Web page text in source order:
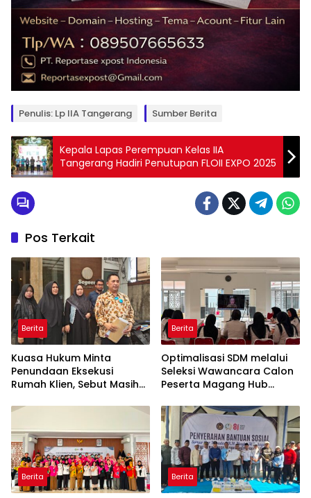
Penulis: Lp IIA Tangerang Sumber Berita
Kepala Lapas Perempuan Kelas IIA
Tangerang Hadiri Penutupan FLOII EXPO 2025
Pos Terkait
Berita
Kuasa Hukum Minta
Penundaan Eksekusi
Rumah Klien, Sebut Masih
Hukum yang Berjalan
Berita
Optimalisasi SDM melalui
Seleksi Wawancara Calon
Peserta Magang Hub
2026
Berita Berita